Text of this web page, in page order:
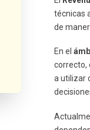
técnicas
de
En el
correcto,
a utilizar